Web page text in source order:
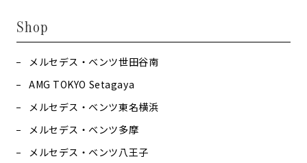
Shop
メルセデス・ベンツ世田谷南
AMG TOKYO Setagaya
メルセデス・ベンツ東名横浜
メルセデス・ベンツ多摩
メルセデス・ベンツ八王子